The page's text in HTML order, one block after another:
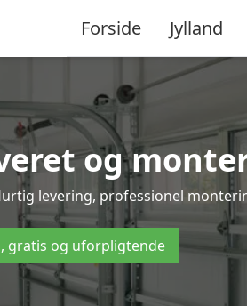
Forside Jylland
og
levering, professionel
gratis og uforpligtende